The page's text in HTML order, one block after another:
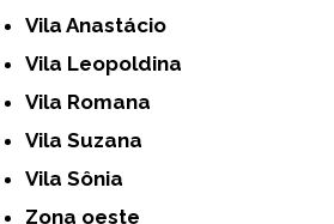
Vila Anastácio
Vila Leopoldina
Vila Romana
Vila Suzana
Vila Sônia
Zona oeste